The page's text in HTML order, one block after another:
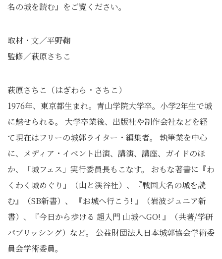
名の城を読む』をご覧ください。
取材・文／平野鞠
監修／萩原さちこ
萩原さちこ（はぎわら・さちこ）
1976年、東京都生まれ。青山学院大学卒。小学2年生で城
に魅せられる。 大学卒業後、出版社や制作会社などを経
て現在はフリーの城郭ライター・編集者。 執筆業を中心
に、メディア・イベント出演、講演、講座、ガイドのほ
か、「城フェス」実行委員長もこなす。 おもな著書に『わ
くわく城めぐり』（山と渓谷社）、『戦国大名の城を読
む』（SB新書）、 『お城へ行こう! 』（岩波ジュニア新
書）、『今日から歩ける 超入門 山城へGO! 』（共著/学研
パブリッシング）など。 公益財団法人日本城郭協会学術委
員会学術委員。